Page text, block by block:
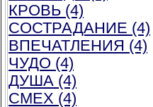
КРОВЬ (4)
СОСТРАДАНИЕ (4)
ВПЕЧАТЛЕНИЯ (4)
ЧУДО (4)
ДУША (4)
СМЕХ (4)